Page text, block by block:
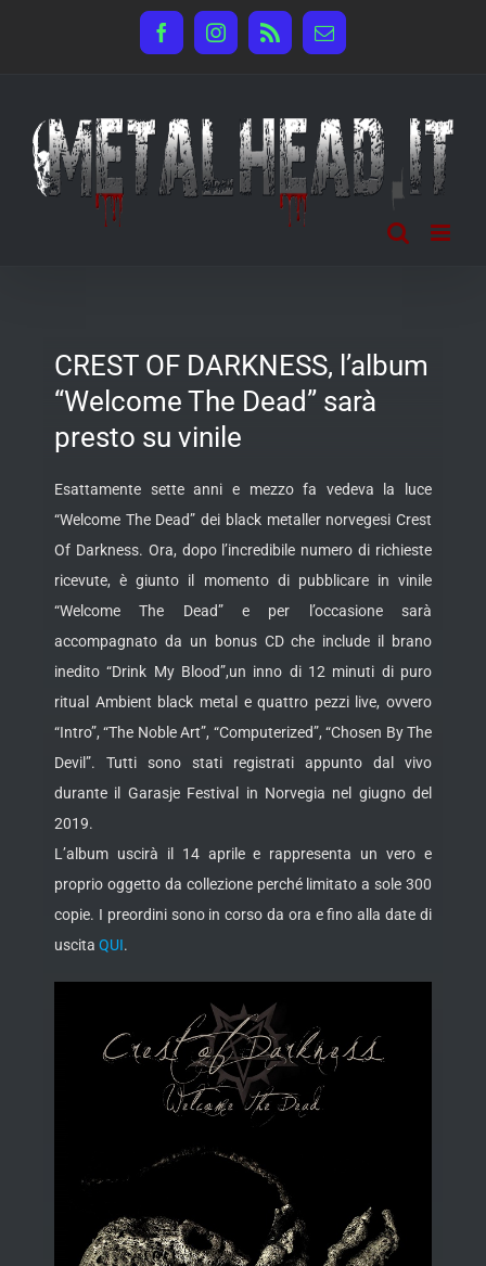
FacebookInstagram
Rss Email
CREST OF DARKNESS, l’album
“Welcome The Dead” sarà
presto su vinile
Esattamente sette anni e mezzo fa vedeva la luce
“Welcome The Dead” dei black metaller norvegesi Crest
Of Darkness. Ora, dopo l’incredibile numero di richieste
ricevute, è giunto il momento di pubblicare in vinile
“Welcome The Dead” e per l’occasione sarà
accompagnato da un bonusCD che include il brano
inedito “Drink My Blood”,un inno di 12 minuti di puro
ritual Ambient black metal e quattro pezzi live, ovvero
“Intro”, “The Noble Art”, “Computerized”, “Chosen By The
Devil”. Tutti sono stati registrati appunto dal vivo
durante il Garasje Festival in Norvegia nel giugno del
2019.
L’album uscirà il 14 aprile e rappresenta un vero e
proprio oggetto da collezione perché limitato a sole 300
copie. I preordini sono in corso da ora e fino alla date di
uscita QUI.